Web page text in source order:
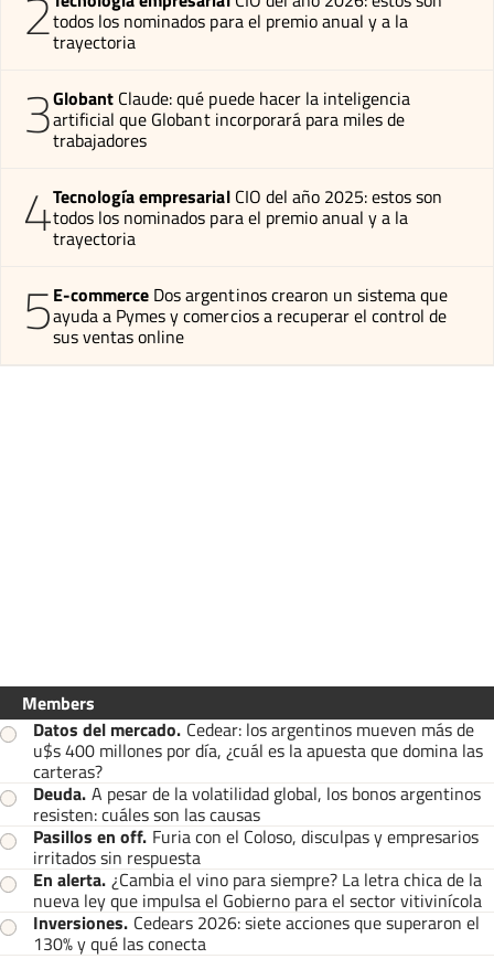
todos los nominados para el premio anual y a la
trayectoria
3Globant Claude: qué puede hacer la inteligencia
artificial que Globant incorporará para miles de
trabajadores
4Tecnología empresarial CIO del año 2025: estos son
todos los nominados para el premio anual y a la
trayectoria
5E-commerce Dos argentinos crearon un sistema que
ayuda a Pymes y comercios a recuperar el control de
sus ventas online
Members
Datos del mercado. Cedear: los argentinos mueven más de
u$s 400 millones por día, ¿cuál es la apuesta que domina las
carteras?
Deuda. A pesar de la volatilidad global, los bonos argentinos
resisten: cuáles son las causas
Pasillos en off. Furia con el Coloso, disculpas y empresarios
irritados sin respuesta
En alerta. ¿Cambia el vino para siempre? La letra chica de la
nueva ley que impulsa el Gobierno para el sector vitivinícola
Inversiones. Cedears 2026: siete acciones que superaron el
130% y qué las conecta